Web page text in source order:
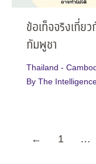
ข้อเท็จจริงเกี่
กัมพูชา
Thailand -
By The
← 1 …